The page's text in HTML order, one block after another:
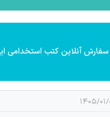
سفارش آنلاین کتب استخدامی